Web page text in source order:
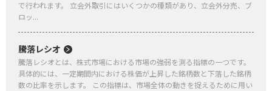
で行われます。 立会外取引にはいくつかの種類があり、立会外分売、ブ
ロッ...
騰落レシオ
騰落レシオとは、株式市場における市場の強弱を測る指標の一つです。
具体的には、一定期間内における株価が上昇した銘柄数と下落した銘柄
数の比率を示します。 この指標は、市場全体の動きを捉えるために用い